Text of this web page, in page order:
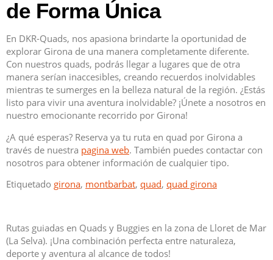
de Forma Única
En DKR-Quads, nos apasiona brindarte la oportunidad de
explorar Girona de una manera completamente diferente.
Con nuestros quads, podrás llegar a lugares que de otra
manera serían inaccesibles, creando recuerdos inolvidables
mientras te sumerges en la belleza natural de la región. ¿Estás
listo para vivir una aventura inolvidable? ¡Únete a nosotros en
nuestro emocionante recorrido por Girona!
¿A qué esperas? Reserva ya tu ruta en quad por Girona a
través de nuestra pagina web. También puedes contactar con
nosotros para obtener información de cualquier tipo.
Etiquetado girona, montbarbat, quad, quad girona
Rutas guiadas en Quads y Buggies en la zona de Lloret de Mar
(La Selva). ¡Una combinación perfecta entre naturaleza,
deporte y aventura al alcance de todos!